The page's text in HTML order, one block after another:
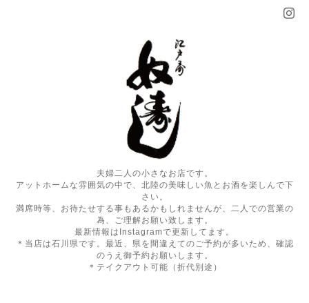
夫婦二人の小さなお店です。
アットホームな雰囲気の中で、北陸の美味しい魚とお酒を楽しんで下
さい。
満席時等、お待たせする事もあるかもしれませんが、二人での営業の
為、ご理解お願い致します。
最新情報はInstagramで更新してます。
＊当店は石川県です。最近、県を間違えてのご予約が多いため、確認
のうえ御予約お願いします。
＊テイクアウト可能（折代別途）